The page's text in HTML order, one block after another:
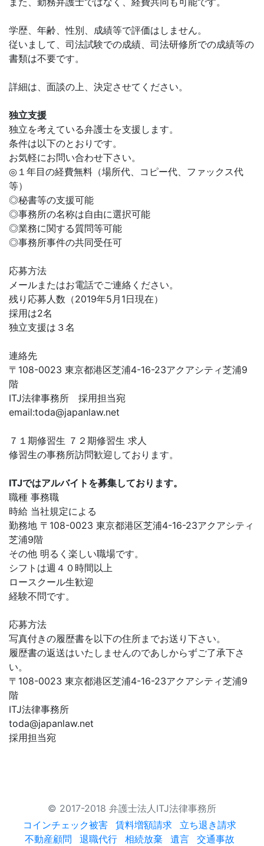
学歴、年齢、性別、成績等で評価はしません。
従いまして、司法試験での成績、司法研修所での成績等の
書類は不要です。
詳細は、面談の上、決定させてください。
独立支援
独立を考えている弁護士を支援します。
条件は以下のとおりです。
お気軽にお問い合わせ下さい。
◎１年目の経費無料（場所代、コピー代、ファックス代
等）
◎秘書等の支援可能
◎事務所の名称は自由に選択可能
◎業務に関する質問等可能
◎事務所事件の共同受任可
応募方法
メールまたはお電話でご連絡ください。
残り応募人数（2019年5月1日現在）
採用は2名
独立支援は３名
連絡先
〒108-0023 東京都港区芝浦4-16-23アクアシティ芝浦9
階
ITJ法律事務所 採用担当宛
email:toda@japanlaw.net
７１期修習生 ７２期修習生 求人
修習生の事務所訪問歓迎しております。
ITJではアルバイトを募集しております。
職種 事務職
時給 当社規定による
勤務地 〒108-0023 東京都港区芝浦4-16-23アクアシティ
芝浦9階
その他 明るく楽しい職場です。
シフトは週４０時間以上
ロースクール生歓迎
経験不問です。
応募方法
写真付きの履歴書を以下の住所までお送り下さい。
履歴書の返送はいたしませんのであしからずご了承下さ
い。
〒108-0023 東京都港区芝浦4-16-23アクアシティ芝浦9
階
ITJ法律事務所
toda@japanlaw.net
採用担当宛
© 2017-2018 弁護士法人ITJ法律事務所
コインチェック被害
賃料増額請求
立ち退き請求
不動産顧問
退職代行 相続放棄 遺言 交通事故